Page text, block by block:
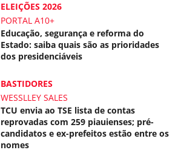
ELEIÇÕES 2026
PORTAL A10+
Educação, segurança e reforma do
Estado: saiba quais são as prioridades
dos presidenciáveis
BASTIDORES
WESSLLEY SALES
TCU envia ao TSE lista de contas
reprovadas com 259 piauienses; pré-
candidatos e ex-prefeitos estão entre os
nomes